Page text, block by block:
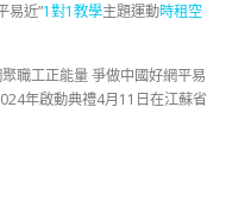
易近”1對1教學主題運動時租空
職工正能量 爭做中國好網平易
年啟動典禮4月11日在江蘇省